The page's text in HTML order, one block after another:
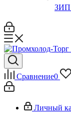
ЗИП
Сравнение0
Личный